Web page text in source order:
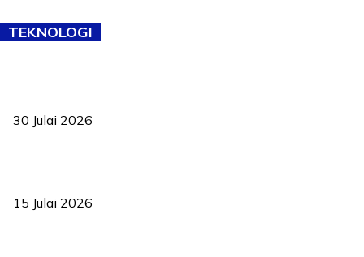
TEKNOLOGI
30 Julai 2026
15 Julai 2026